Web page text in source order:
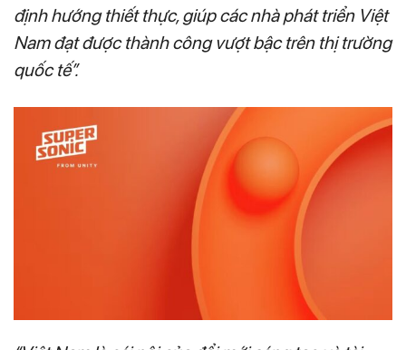
định hướng thiết thực, giúp các nhà phát triển Việt
Nam đạt được thành công vượt bậc trên thị trường
quốc tế”.